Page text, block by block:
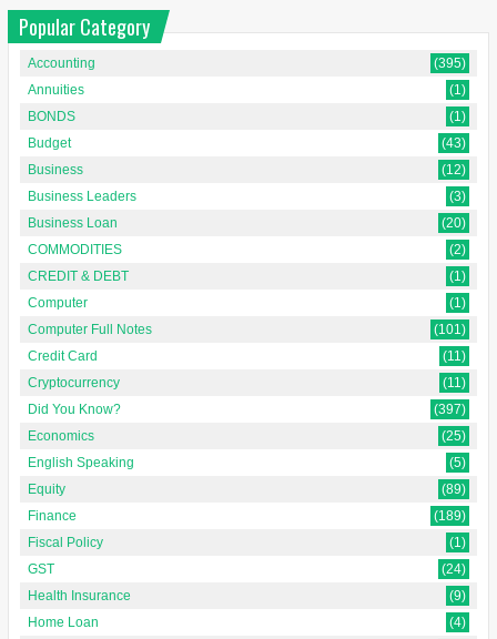
Popular Category
Accounting
(395)
Annuities
(1)
BONDS
(1)
Budget
(43)
Business
(12)
Business Leaders
(3)
Business Loan
(20)
COMMODITIES
(2)
CREDIT & DEBT
(1)
Computer
(1)
Computer Full Notes
(101)
Credit Card
(11)
Cryptocurrency
(11)
Did You Know?
(397)
Economics
(25)
English Speaking
(5)
Equity
(89)
Finance
(189)
Fiscal Policy
(1)
GST
(24)
Health Insurance
(9)
Home Loan
(4)